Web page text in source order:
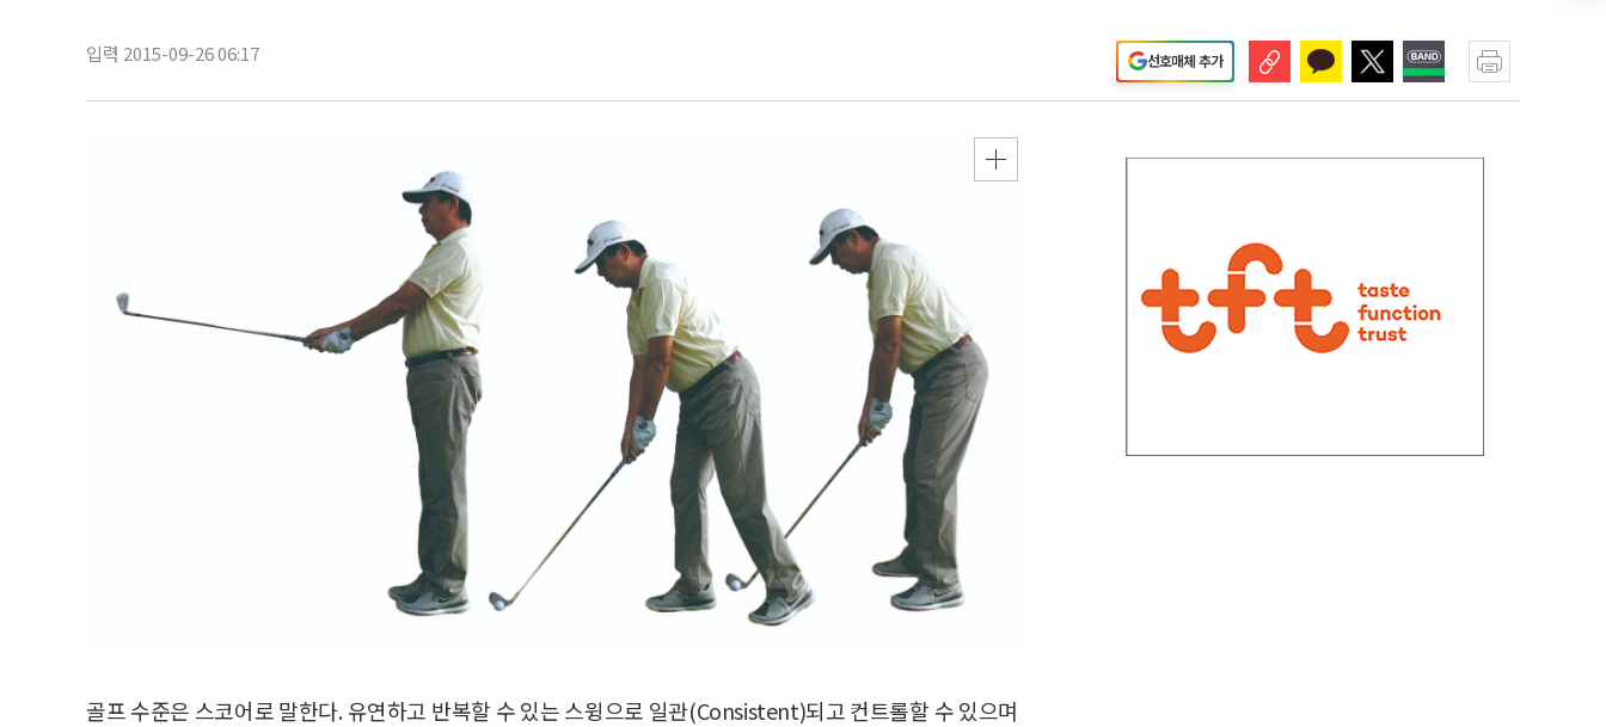
입력 2015-09-26 06:17 선호매체 추가
골프 수준은 스코어로 말한다. 유연하고 반복할 수 있는 스윙으로 일관(Consistent)되고 컨트롤할 수 있으며